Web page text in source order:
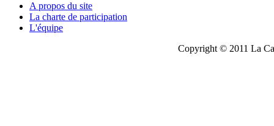
A propos du site
La charte de participation
L'équipe
Copyright © 2011 La